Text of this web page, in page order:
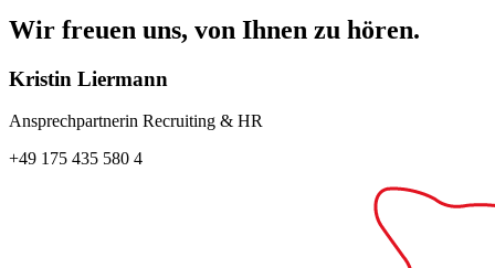
Wir freuen uns, von Ihnen zu hören.
Kristin Liermann
Ansprechpartnerin Recruiting & HR
+49 175 435 580 4